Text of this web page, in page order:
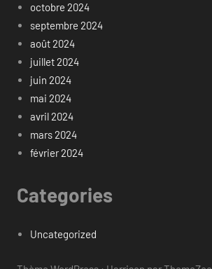
octobre 2024
septembre 2024
août 2024
juillet 2024
juin 2024
mai 2024
avril 2024
mars 2024
février 2024
Categories
Uncategorized